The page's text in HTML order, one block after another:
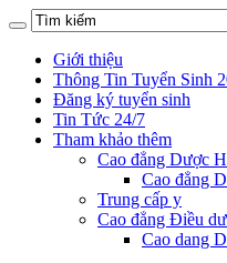
Giới thiệu
Thông Tin Tuyển Sinh
Đăng ký tuyển sinh
Tin Tức 24/7
Tham khảo thêm
Cao đẳng Dược
Cao đẳng
Trung cấp y
Cao đẳng Điều
Cao dang